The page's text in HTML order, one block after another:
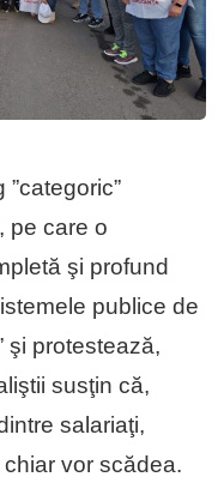
pe care o
şi profund
publice de
şi protestează,
susţin că,
salariaţi,
vor scădea.